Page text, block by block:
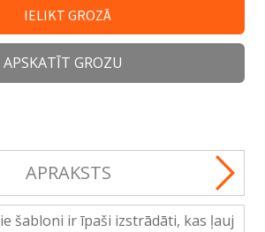
IELIKT GROZĀ
APSKATĪT GROZU
APRAKSTS
šabloni ir īpaši izstrādāti, kas ļauj